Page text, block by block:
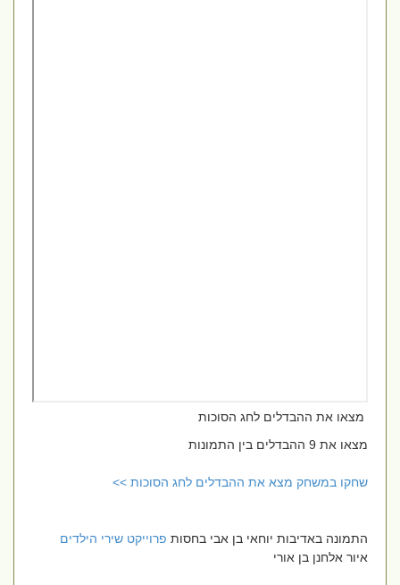
מצאו את ההבדלים לחג הסוכות
מצאו את 9 ההבדלים בין התמונות
שחקו במשחק מצא את ההבדלים לחג הסוכות >>
התמונה באדיבות יוחאי בן אבי בחסותפרוייקט שירי הילדים
איור אלחנן בן אורי